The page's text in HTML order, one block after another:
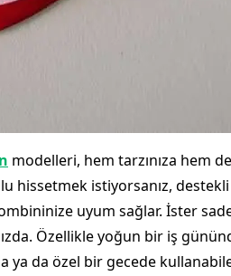
modelleri, hem tarzınıza hem
hissetmek istiyorsanız,
uyum sağlar. İster
Özellikle yoğun bir iş
da özel bir gecede